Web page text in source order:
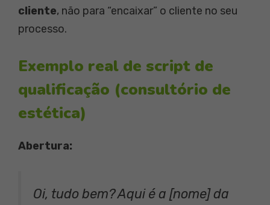
cliente, não para “encaixar” o cliente no seu
processo.
Exemplo real de script de
qualificação (consultório de
estética)
Abertura:
Oi, tudo bem? Aqui é a [nome] da